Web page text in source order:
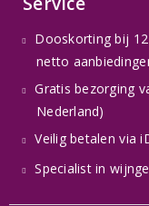
Dooskorting bij
netto
Gratis bezorging
Nederland)
Veilig betalen via
Specialist in